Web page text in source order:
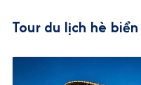
Tour du lịch hè biển